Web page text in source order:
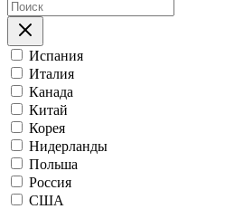
Испания
Италия
Канада
Китай
Корея
Нидерланды
Польша
Россия
США